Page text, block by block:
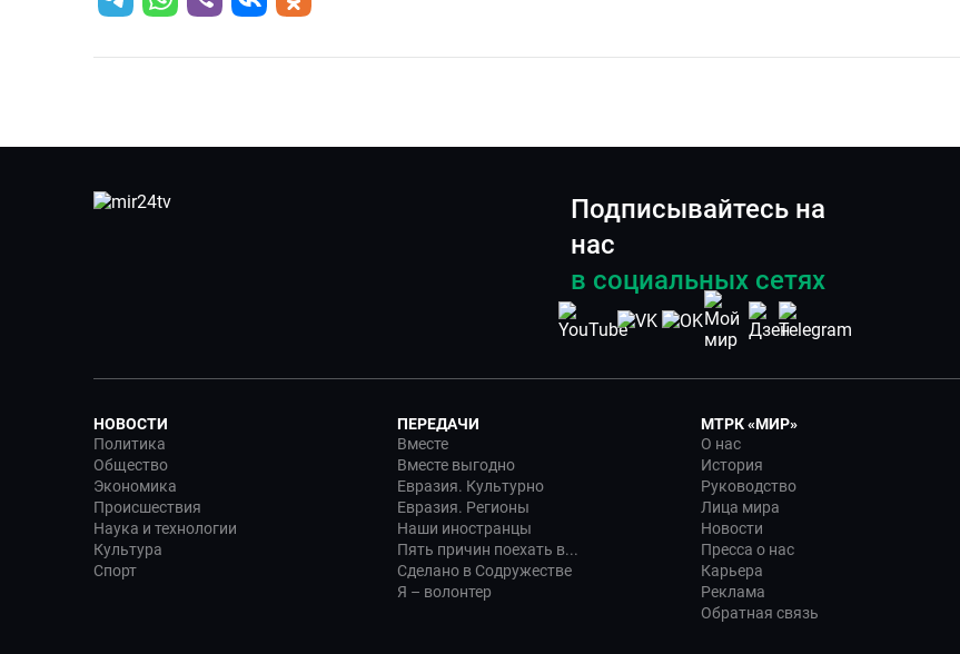
Подписывайтесь на
нас
в социальных сетях
НОВОСТИ
Политика
Общество
Экономика
Происшествия
Наука и технологии
Культура
Спорт
ПЕРЕДАЧИ
Вместе
Вместе выгодно
Евразия. Культурно
Евразия. Регионы
Наши иностранцы
Пять причин поехать в...
Сделано в Содружестве
Я – волонтер
МТРК «МИР»
О нас
История
Руководство
Лица мира
Новости
Пресса о нас
Карьера
Реклама
Обратная связь